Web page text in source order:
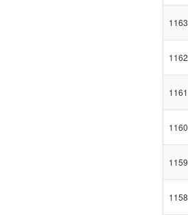
1163
1162
1161
1160
1159
1158